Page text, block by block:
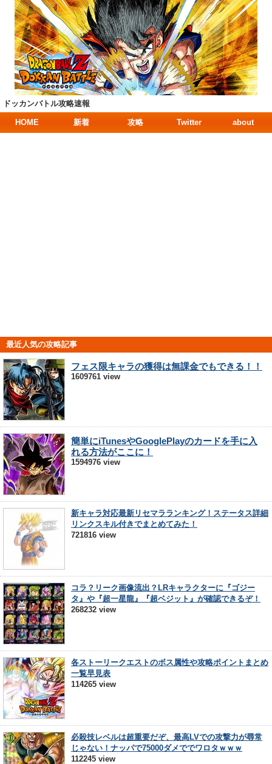
ドッカンバトル攻略速報
HOME 新着 攻略 Twitter about
最近人気の攻略記事
フェス限キャラの獲得は無課金でもできる！！
1609761 view
簡単にiTunesやGooglePlayのカードを手に入
れる方法がここに！
1594976 view
新キャラ対応最新リセマラランキング！ステータス詳細
リンクスキル付きでまとめてみた！
721816 view
コラ？リーク画像流出？LRキャラクターに『ゴジー
タ』や『超一星龍』『超ベジット』が確認できるぞ！
268232 view
各ストーリークエストのボス属性や攻略ポイントまとめ
一覧早見表
114265 view
必殺技レベルは超重要だぞ、最高LVでの攻撃力が尋常
じゃない！ナッパで75000ダメででワロタｗｗｗ
112245 view